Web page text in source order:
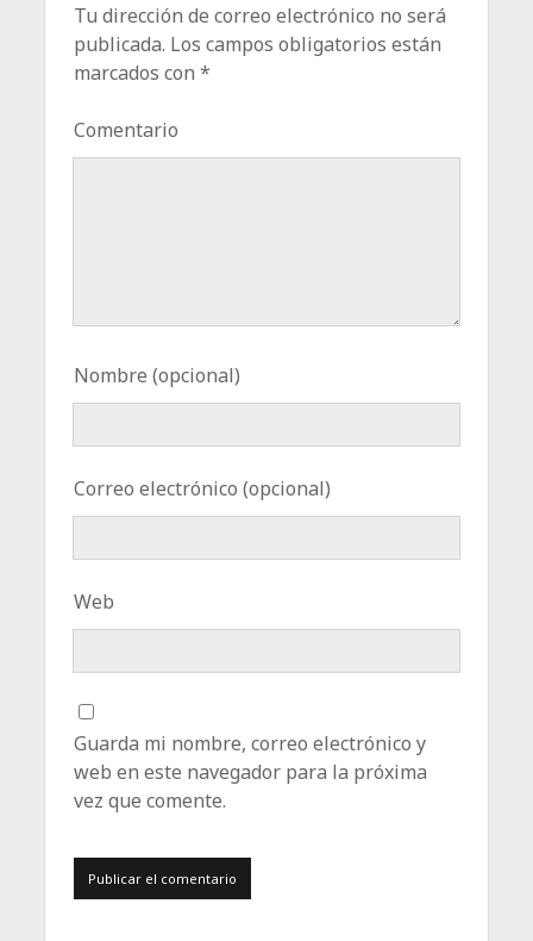
Tu dirección de correo electrónico no será
publicada. Los campos obligatorios están
marcados con*
Comentario
Nombre (opcional)
Correo electrónico (opcional)
Web
Guarda mi nombre, correo electrónico y
web en este navegador para la próxima
vez que comente.